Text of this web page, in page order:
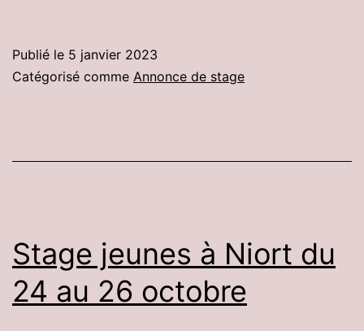
Publié le 5 janvier 2023
Catégorisé comme Annonce de stage
Stage jeunes à Niort du
24 au 26 octobre